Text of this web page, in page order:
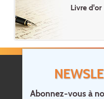
Abonnez-vous à
Livre d'or